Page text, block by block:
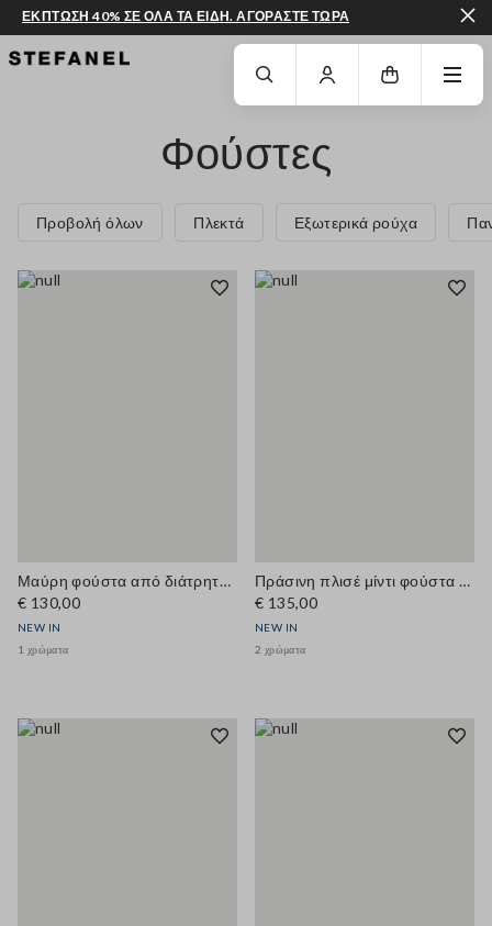
ΜΕΤΆΒΑΣΗ ΣΤΟ ΚΎΡΙΟ ΠΕΡΙΕΧΌΜΕΝΟΚΑΤΕΒΕΊΤΕ ΣΤΟ ΚΆΤΩ ΜΈΡΟΣ
ΕΚΠΤΩΣΗ 40% ΣΕ ΟΛΑ ΤΑ ΕΙΔΗ. ΑΓΟΡΑΣΤΕ ΤΩΡΑ
Φούστες
Προβολή όλων Πλεκτά Εξωτερικά ρούχα
Μαύρη φούστα από διάτρητη πλεκτή ύφανση σε μείγμα βαμβακιού και βισκόζης
€ 130,00
NEW IN
1 χρώματα
Πράσινη πλισέ μίντι φούστα από μείγμα lyocell
€ 135,00
NEW IN
2 χρώματα